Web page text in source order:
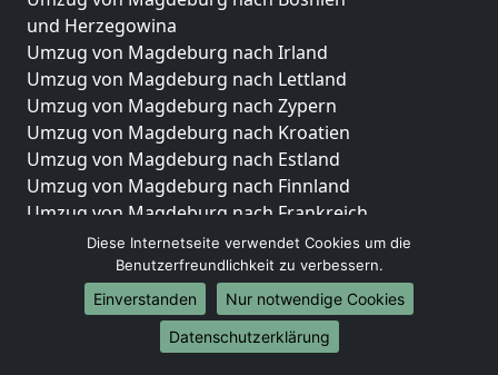
und Herzegowina
Umzug von Magdeburg nach Irland
Umzug von Magdeburg nach Lettland
Umzug von Magdeburg nach Zypern
Umzug von Magdeburg nach Kroatien
Umzug von Magdeburg nach Estland
Umzug von Magdeburg nach Finnland
Umzug von Magdeburg nach Frankreich
Umzug von Magdeburg nach Griechenland
Umzug von Magdeburg nach Italien
Umzug von Magdeburg nach Liechtenstein
Umzug von Magdeburg nach Luxemburg
Umzug von Magdeburg nach Niederlande
Diese Internetseite verwendet Cookies um die
Benutzerfreundlichkeit zu verbessern.
Einverstanden
Nur notwendige Cookies
Datenschutzerklärung